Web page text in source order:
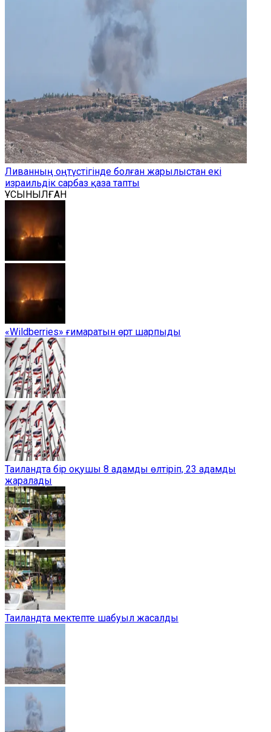
Ливанның оңтүстігінде болған жарылыстан екі
израильдік сарбаз қаза тапты
ҰСЫНЫЛҒАН
«Wildberries» ғимаратын өрт шарпыды
Таиландта бір оқушы 8 адамды өлтіріп, 23 адамды
жаралады
Таиландта мектепте шабуыл жасалды